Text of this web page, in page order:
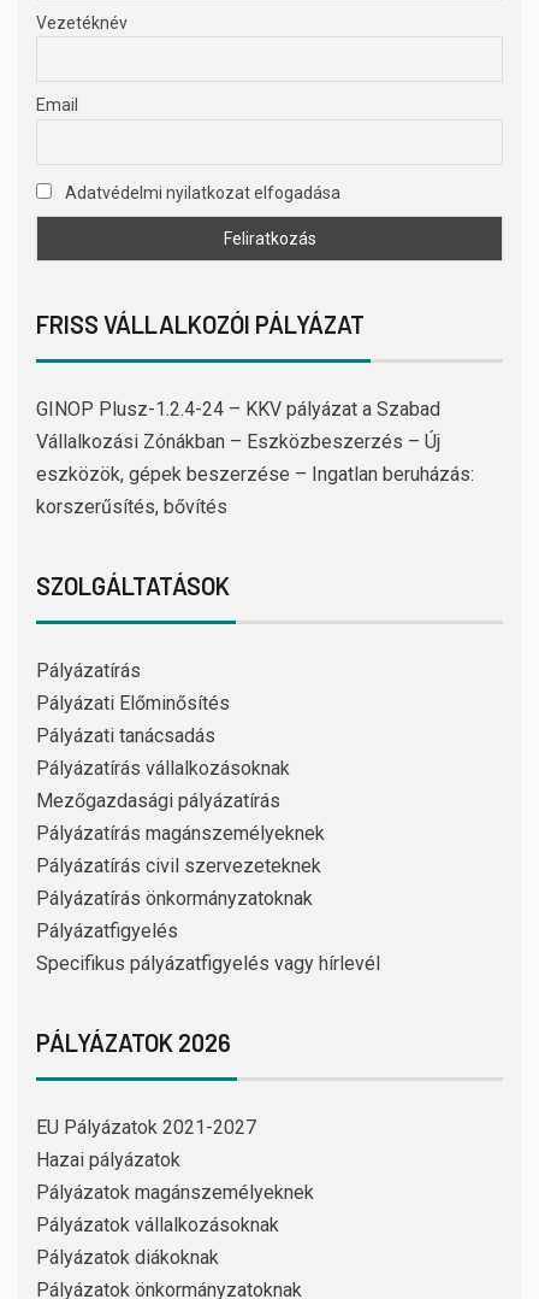
Vezetéknév
Email
Adatvédelmi nyilatkozat elfogadása
FRISS VÁLLALKOZÓI PÁLYÁZAT
GINOP Plusz-1.2.4-24 – KKV pályázat a Szabad
Vállalkozási Zónákban – Eszközbeszerzés – Új
eszközök, gépek beszerzése – Ingatlan beruházás:
korszerűsítés, bővítés
SZOLGÁLTATÁSOK
Pályázatírás
Pályázati Előminősítés
Pályázati tanácsadás
Pályázatírás vállalkozásoknak
Mezőgazdasági pályázatírás
Pályázatírás magánszemélyeknek
Pályázatírás civil szervezeteknek
Pályázatírás önkormányzatoknak
Pályázatfigyelés
Specifikus pályázatfigyelés vagy hírlevél
PÁLYÁZATOK 2026
EU Pályázatok 2021-2027
Hazai pályázatok
Pályázatok magánszemélyeknek
Pályázatok vállalkozásoknak
Pályázatok diákoknak
Pályázatok önkormányzatoknak